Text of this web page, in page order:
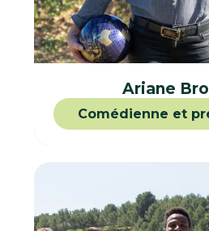
Ariane
Comédienne et